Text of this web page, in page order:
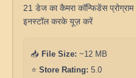
21 डेज का कैमरा कॉन्फिडेंस
इनस्टॉल करके यूज़ करें
📥 File Size: ~12 MB
⭐ Store Rating: 5.0